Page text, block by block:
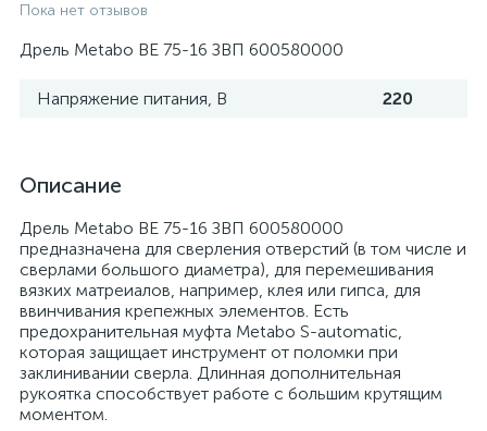
Пока нет отзывов
Дрель Metabo BE 75-16 ЗВП 600580000
Напряжение питания, В 220
Описание
Дрель Metabo BE 75-16 ЗВП 600580000
предназначена для сверления отверстий (в том числе и
сверлами большого диаметра), для перемешивания
вязких матреиалов, например, клея или гипса, для
ввинчивания крепежных элементов. Есть
предохранительная муфта Metabo S-automatic,
которая защищает инструмент от поломки при
заклинивании сверла. Длинная дополнительная
рукоятка способствует работе с большим крутящим
моментом.